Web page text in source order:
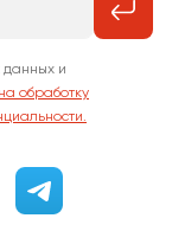
данных и
обработку